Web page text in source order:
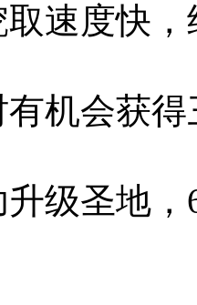
速度快
机会获
级圣地